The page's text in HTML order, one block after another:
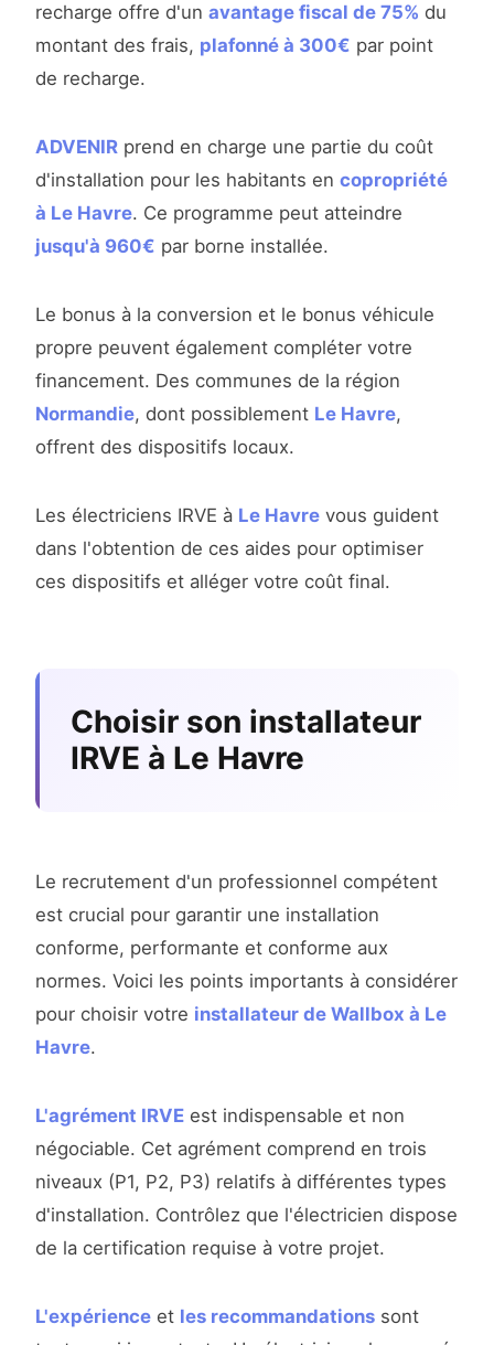
recharge offre d'un avantage fiscal de 75% du
montant des frais, plafonné à 300€ par point
de recharge.
ADVENIR prend en charge une partie du coût
d'installation pour les habitants en copropriété
à Le Havre. Ce programme peut atteindre
jusqu'à 960€ par borne installée.
Le bonus à la conversion et le bonus véhicule
propre peuvent également compléter votre
financement. Des communes de la région
Normandie, dont possiblement Le Havre,
offrent des dispositifs locaux.
Les électriciens IRVE à Le Havre vous guident
dans l'obtention de ces aides pour optimiser
ces dispositifs et alléger votre coût final.
Choisir son installateur
IRVE à Le Havre
Le recrutement d'un professionnel compétent
est crucial pour garantir une installation
conforme, performante et conforme aux
normes. Voici les points importants à considérer
pour choisir votre installateur de Wallbox à Le
Havre.
L'agrément IRVE est indispensable et non
négociable. Cet agrément comprend en trois
niveaux (P1, P2, P3) relatifs à différentes types
d'installation. Contrôlez que l'électricien dispose
de la certification requise à votre projet.
L'expérience et les recommandations sont